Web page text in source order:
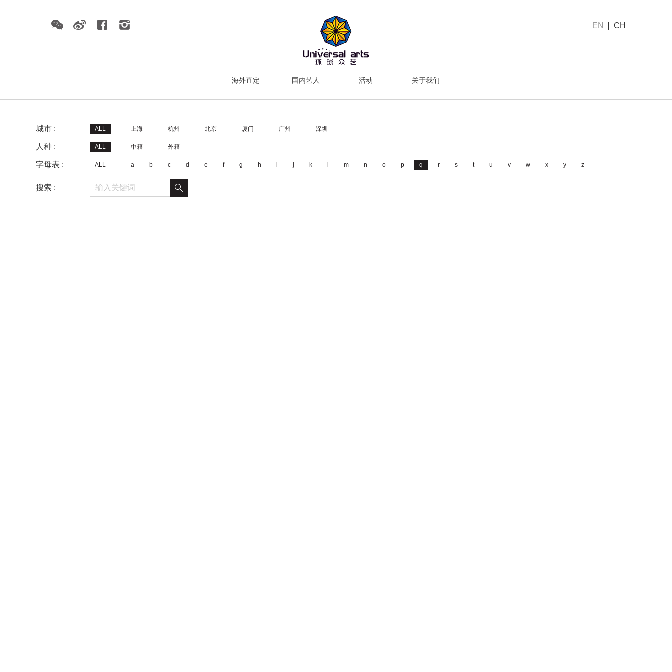
EN CH
海外直定 国内艺人 活动 关于我们
城市 : ALL 上海 杭州 北京 厦门 广州 深圳
人种 : ALL 中籍 外籍
字母表 : ALL a b c d e f g h i j k m n o p q r s t u v w x y z
搜索 :